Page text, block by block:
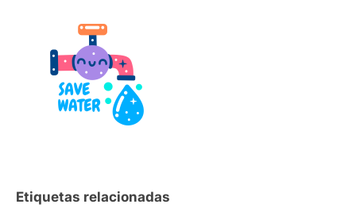
Etiquetas relacionadas